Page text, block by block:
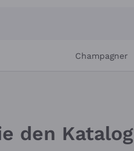
Champagner
den Katalog